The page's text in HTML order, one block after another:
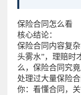
保险合同怎么看
核心结论：
保险合同内容复
头雾水”，理赔时
么，保险合同究
处理过大量保险
你：看懂合同，